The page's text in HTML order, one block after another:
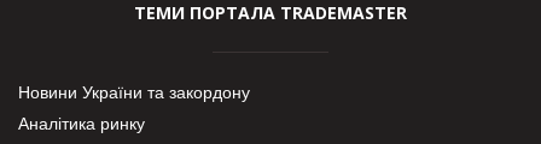
ТЕМИ ПОРТАЛА TRADEMASTER
Новини України та закордону
Аналітика ринку